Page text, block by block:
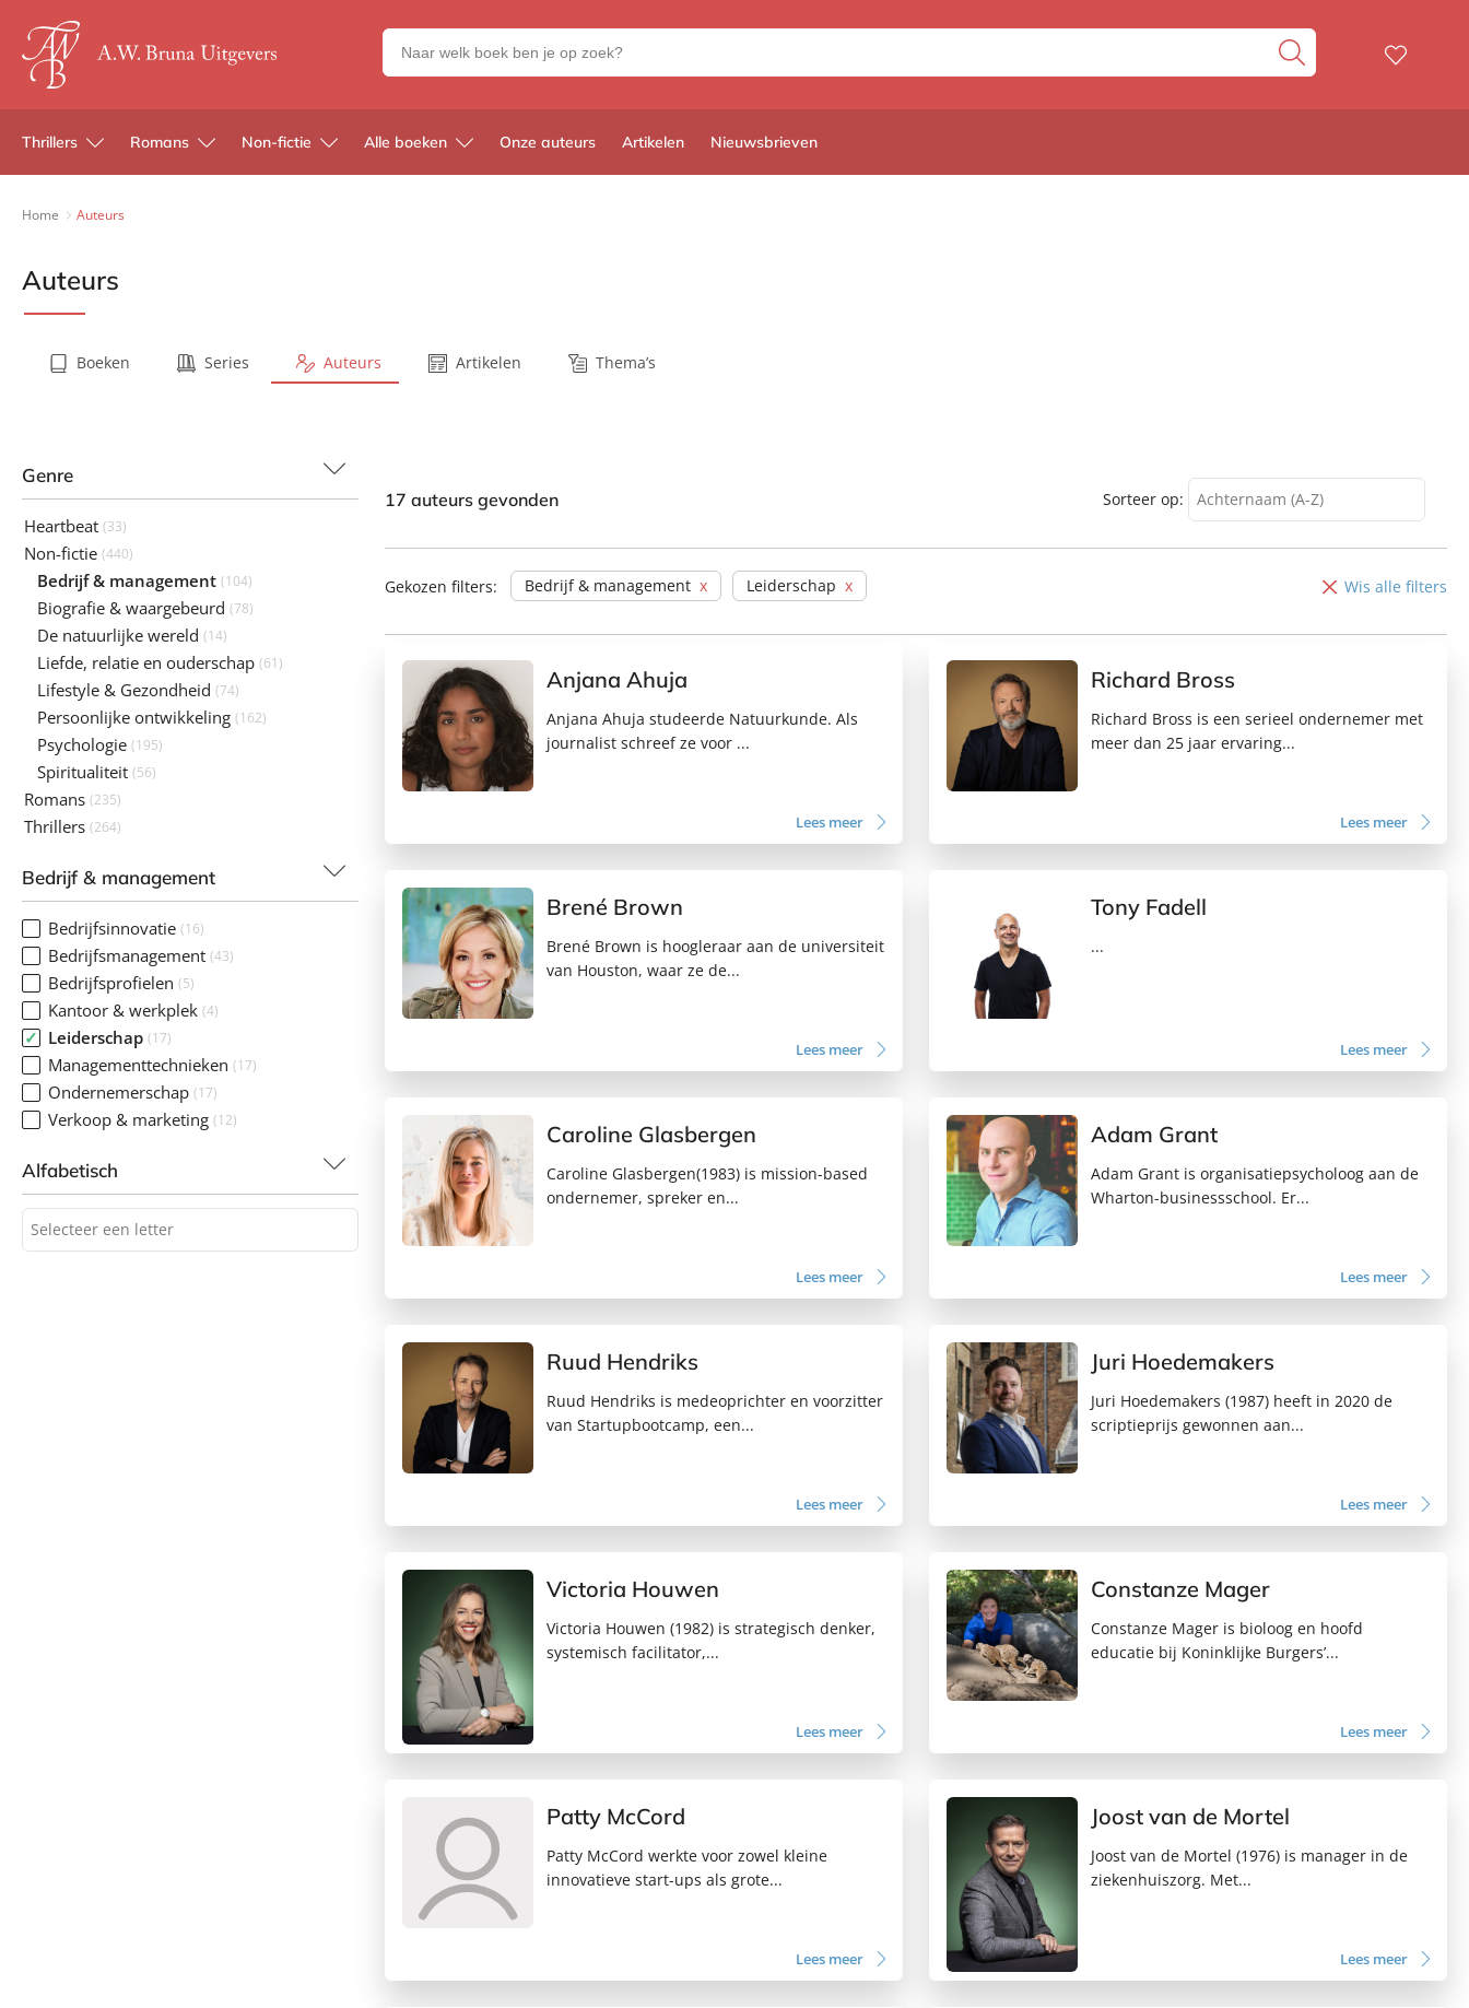
Zoeken
naar
en
uitgevers
Thrillers Romans Non-fictie Alle boeken Onze auteurs Artikelen Nieuwsbrieven
Home Auteurs
Auteurs
Boeken Series Auteurs Artikelen Thema’s
Genre
Heartbeat (33)
Non-fictie (440)
Bedrijf & management (104)
Biografie & waargebeurd (78)
De natuurlijke wereld (14)
Liefde, relatie en ouderschap (61)
Lifestyle & Gezondheid (74)
Persoonlijke ontwikkeling (162)
Psychologie (195)
Spiritualiteit (56)
Romans (235)
Thrillers (264)
Bedrijf & management
Bedrijfsinnovatie (16)
Bedrijfsmanagement (43)
Bedrijfsprofielen (5)
Kantoor & werkplek (4)
Leiderschap (17)
Managementtechnieken (17)
Ondernemerschap (17)
Verkoop & marketing (12)
Alfabetisch
Selecteer een letter
17 auteurs gevonden Sorteer op: Achternaam (A-Z)
Achternaam (Z-A)
Gekozen filters: Bedrijf & management Leiderschap Wis alle filters
Anjana Ahuja
Anjana Ahuja studeerde Natuurkunde. Als
journalist schreef ze voor ...
Lees meer
Richard Bross
Richard Bross is een serieel ondernemer met
meer dan 25 jaar ervaring...
Lees meer
Brené Brown
Brené Brown is hoogleraar aan de universiteit
van Houston, waar ze de...
Lees meer
Tony Fadell
...
Lees meer
Caroline Glasbergen
Caroline Glasbergen(1983) is mission-based
ondernemer, spreker en...
Lees meer
Adam Grant
Adam Grant is organisatiepsycholoog aan de
Wharton-businessschool. Er...
Lees meer
Ruud Hendriks
Ruud Hendriks is medeoprichter en voorzitter
van Startupbootcamp, een...
Lees meer
Juri Hoedemakers
Juri Hoedemakers (1987) heeft in 2020 de
scriptieprijs gewonnen aan...
Lees meer
Victoria Houwen
Victoria Houwen (1982) is strategisch denker,
systemisch facilitator,...
Lees meer
Constanze Mager
Constanze Mager is bioloog en hoofd
educatie bij Koninklijke Burgers’...
Lees meer
Patty McCord
Patty McCord werkte voor zowel kleine
innovatieve start-ups als grote...
Lees meer
Joost van de Mortel
Joost van de Mortel (1976) is manager in de
ziekenhuiszorg. Met...
Lees meer